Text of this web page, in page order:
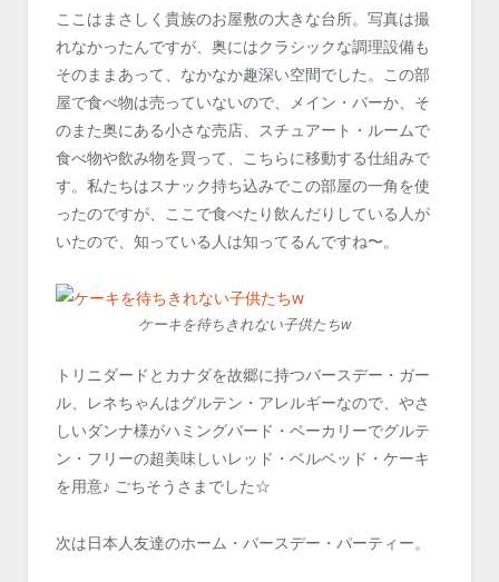
ここはまさしく貴族のお屋敷の大きな台所。写真は撮
れなかったんですが、奥にはクラシックな調理設備も
そのままあって、なかなか趣深い空間でした。この部
屋で食べ物は売っていないので、メイン・バーか、そ
のまた奥にある小さな売店、スチュアート・ルームで
食べ物や飲み物を買って、こちらに移動する仕組みで
す。私たちはスナック持ち込みでこの部屋の一角を使
ったのですが、ここで食べたり飲んだりしている人が
いたので、知っている人は知ってるんですね〜。
ケーキを待ちきれない子供たちw
トリニダードとカナダを故郷に持つバースデー・ガー
ル、レネちゃんはグルテン・アレルギーなので、やさ
しいダンナ様がハミングバード・ベーカリーでグルテ
ン・フリーの超美味しいレッド・ベルベッド・ケーキ
を用意♪ ごちそうさまでした☆
次は日本人友達のホーム・バースデー・パーティー。